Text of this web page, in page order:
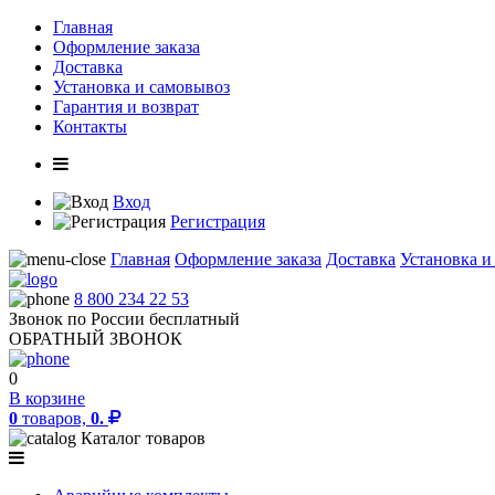
Главная
Оформление заказа
Доставка
Установка и самовывоз
Гарантия и возврат
Контакты
Вход
Регистрация
Главная Оформление заказа Доставка Установка
8 800 234 22 53
Звонок по России бесплатный
ОБРАТНЫЙ ЗВОНОК
0
В корзине
0 товаров, 0.
Каталог товаров